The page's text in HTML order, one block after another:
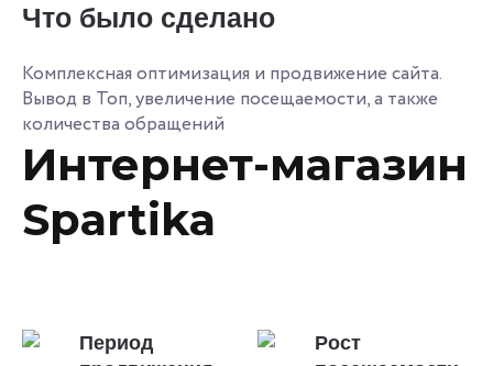
Что было сделано
Комплексная оптимизация и продвижение сайта.
Вывод в Топ, увеличение посещаемости, а также
количества обращений
Интернет-магазин
Spartika
Период
Рост